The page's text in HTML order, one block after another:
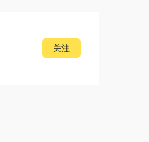
关注